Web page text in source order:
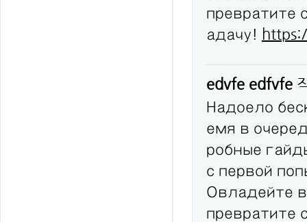
превратите
адачу!
edvfe edfvfe
Надоело
емя в
робные
с первой
Овладейте
превратите